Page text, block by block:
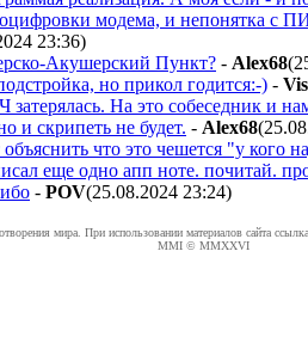
модема, и непонятка с ПИ
23:36)
Акушерский Пункт? - Alex68
но прикол годится:-) -
затерялась. На это собеседник и
и скрипеть не будет. - Alex68
объяснить что это чешется "у кого
еще одно апп ноте. почитай.
- POV(25.08.2024 23:24)
мира. При использовании материалов сайта
MMI © MMXXVI